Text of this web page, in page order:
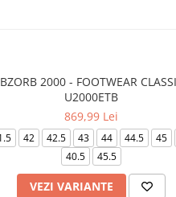
2000 - FOOTWEAR
U2000ETB
869,99 Lei
42 42.5 43 44 44.5 45
40.5
45.5
VEZI VARIANTE